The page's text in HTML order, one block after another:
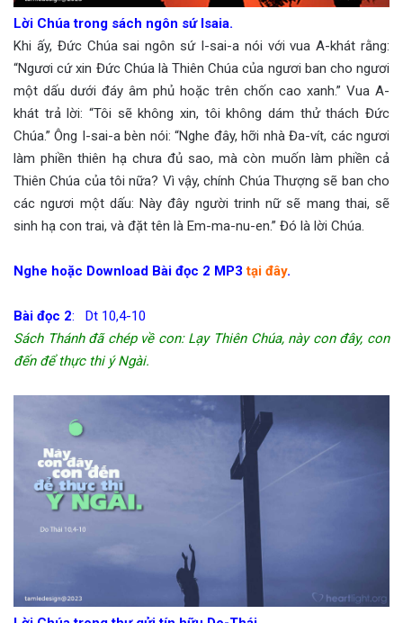
Lời Chúa trong sách ngôn sứ Isaia.
Khi ấy, Đức Chúa sai ngôn sứ I-sai-a nói với vua A-khát rằng:
“Ngươi cứ xin Đức Chúa là Thiên Chúa của ngươi ban cho ngươi
một dấu dưới đáy âm phủ hoặc trên chốn cao xanh.” Vua A-
khát trả lời: “Tôi sẽ không xin, tôi không dám thử thách Đức
Chúa.” Ông I-sai-a bèn nói: “Nghe đây, hỡi nhà Đa-vít, các ngươi
làm phiền thiên hạ chưa đủ sao, mà còn muốn làm phiền cả
Thiên Chúa của tôi nữa? Vì vậy, chính Chúa Thượng sẽ ban cho
các ngươi một dấu: Này đây người trinh nữ sẽ mang thai, sẽ
sinh hạ con trai, và đặt tên là Em-ma-nu-en.” Đó là lời Chúa.
Nghe hoặc Download Bài đọc 2 MP3tại đây.
Bài đọc 2: Dt 10,4-10
Sách Thánh đã chép về con: Lạy Thiên Chúa, này con đây, con
đến để thực thi ý Ngài.